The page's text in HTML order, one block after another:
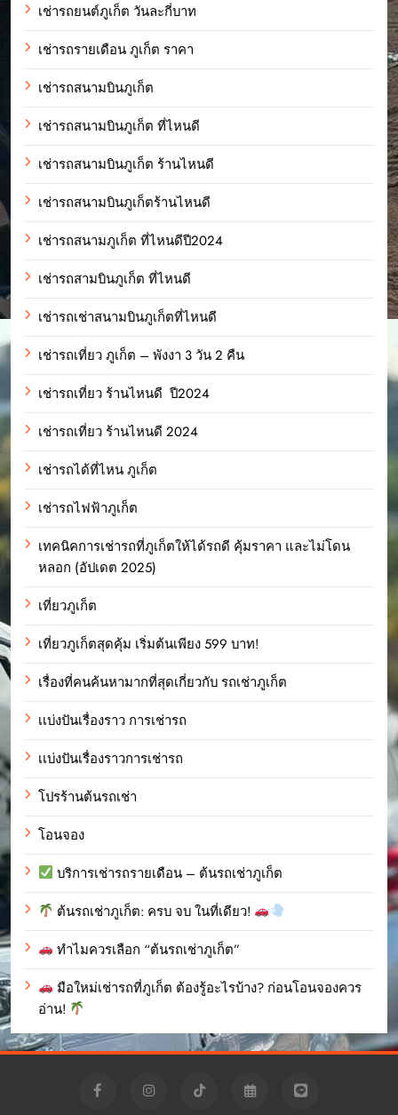
เช่ารถยนต์ภูเก็ต วันละกี่บาท
เช่ารถรายเดือน ภูเก็ต ราคา
เช่ารถสนามบินภูเก็ต
เช่ารถสนามบินภูเก็ต ที่ไหนดี
เช่ารถสนามบินภูเก็ต ร้านไหนดี
เช่ารถสนามบินภูเก็ตร้านไหนดี
เช่ารถสนามภูเก็ต ที่ไหนดีปี2024
เช่ารถสามบินภูเก็ต ที่ไหนดี
เช่ารถเช่าสนามบินภูเก็ตที่ไหนดี
เช่ารถเที่ยว ภูเก็ต – พังงา 3 วัน 2 คืน
เช่ารถเที่ยว ร้านไหนดี ปี2024
เช่ารถเที่ยว ร้านไหนดี 2024
เช่ารถได้ที่ไหน ภูเก็ต
เช่ารถไฟฟ้าภูเก็ต
เทคนิคการเช่ารถที่ภูเก็ตให้ได้รถดี คุ้มราคา และไม่โดน
หลอก (อัปเดต 2025)
เที่ยวภูเก็ต
เที่ยวภูเก็ตสุดคุ้ม เริ่มต้นเพียง 599 บาท!
เรื่องที่คนค้นหามากที่สุดเกี่ยวกับ รถเช่าภูเก็ต
เเบ่งปันเรื่องราว การเช่ารถ
เเบ่งปันเรื่องราวการเช่ารถ
โปรร้านต้นรถเช่า
โอนจอง
บริการเช่ารถรายเดือน – ต้นรถเช่าภูเก็ต
ต้นรถเช่าภูเก็ต: ครบ จบ ในที่เดียว!
ทำไมควรเลือก “ต้นรถเช่าภูเก็ต”
มือใหม่เช่ารถที่ภูเก็ต ต้องรู้อะไรบ้าง? ก่อนโอนจองควร
อ่าน!